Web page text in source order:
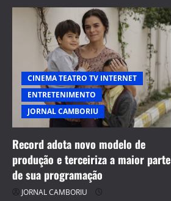
CINEMA TEATRO TV INTERNET
ENTRETENIMENTO
JORNAL CAMBORIU
Record adota novo modelo de
produção e terceiriza a maior parte
de sua programação
JORNAL CAMBORIU